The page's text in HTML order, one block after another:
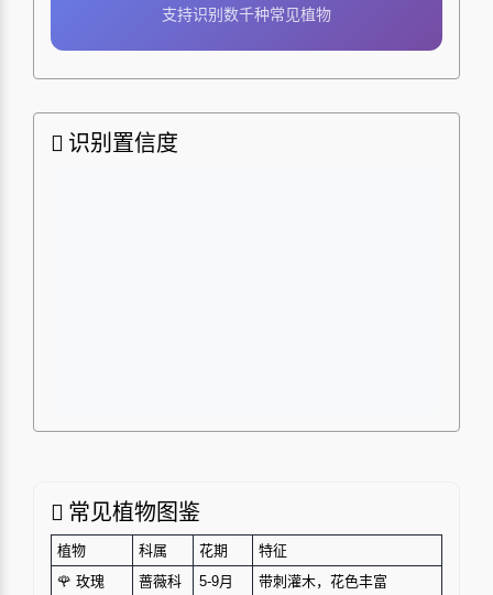
支持识别数千种常见植物
识别置信度
常见植物图鉴
植物 科属 花期
特征
🌹 玫瑰
蔷薇科 5-9月
带刺灌木，花色丰富